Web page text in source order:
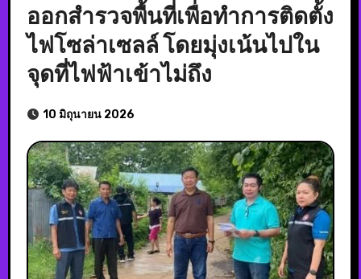
ออกสำรวจพื้นที่เพื่อทำการติดตั้ง
ไฟโซล่าเซลล์ โดยมุ่งเน้นไปใน
จุดที่ไฟฟ้าเข้าไม่ถึง
10 มิถุนายน 2026